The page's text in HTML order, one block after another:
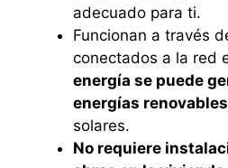
adecuado para ti.
Funcionan a través
conectados a la red
energía se puede
energías renovables
solares.
No requiere